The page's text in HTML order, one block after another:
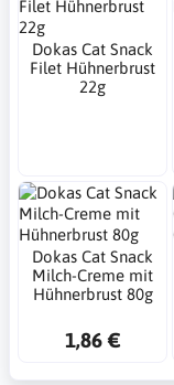
Dokas Cat Snack
Filet Hühnerbrust
22g
Dokas Cat Snack
Milch-Creme mit
Hühnerbrust 80g
1,86 €